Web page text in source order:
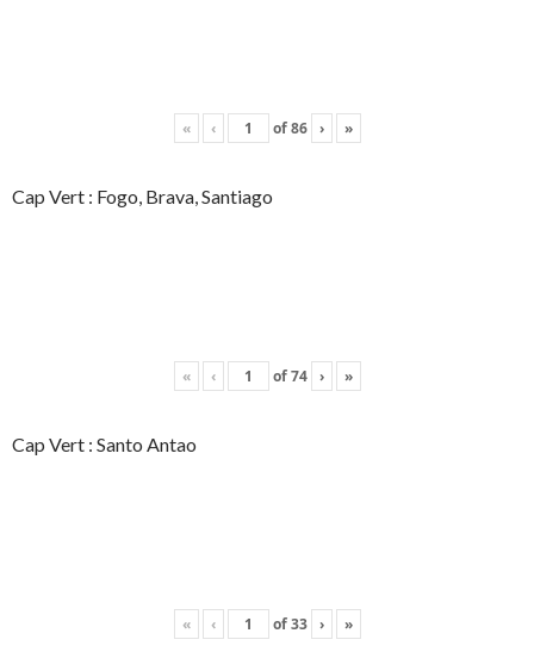
« ‹ of86 › »
Cap Vert : Fogo, Brava, Santiago
« ‹ of74 › »
Cap Vert : Santo Antao
« ‹ of33 › »